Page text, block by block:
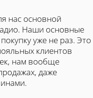
нас основной
Наши основные
уже не раз. Это
клиентов
нам вообще
даже